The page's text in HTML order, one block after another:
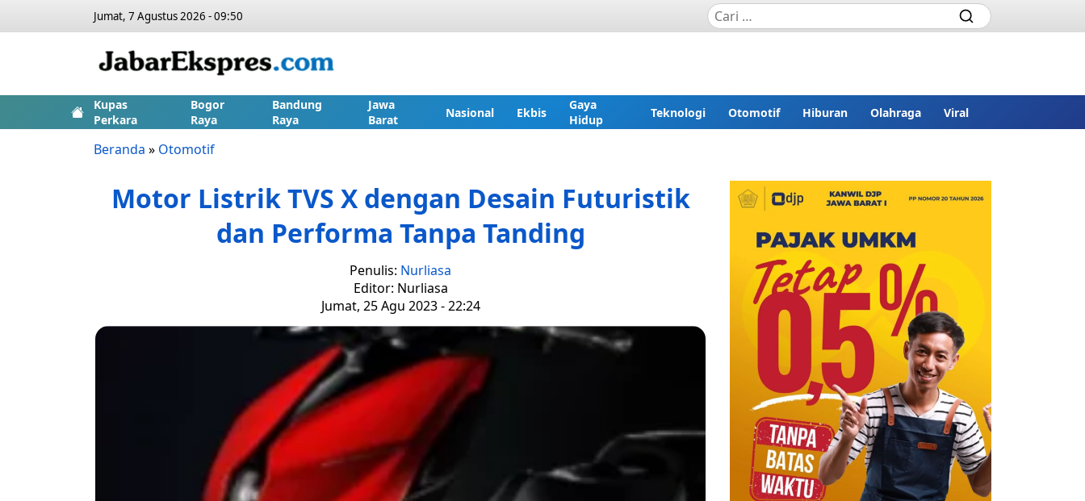
Jumat, 7 Agustus 2026 - 09:50
Kupas
Perkara
Bogor
Raya
Bandung
Raya
Jawa
Barat
Nasional Ekbis
Gaya
Hidup
Teknologi Otomotif Hiburan Olahraga Viral
Beranda » Otomotif
Motor Listrik TVS X dengan Desain Futuristik
dan Performa Tanpa Tanding
Penulis: Nurliasa
Editor: Nurliasa
Jumat, 25 Agu 2023 - 22:24